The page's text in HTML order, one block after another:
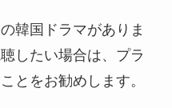
韓国ドラマがありま
したい場合は、プラ
とをお勧めします。